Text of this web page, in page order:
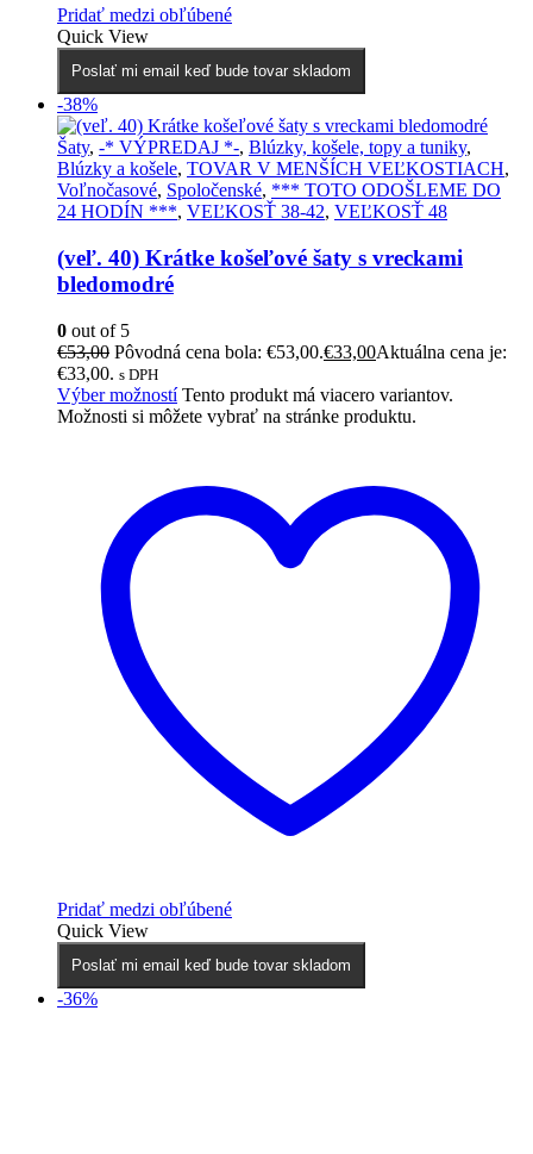
Pridať medzi obľúbené
Quick View
Poslať mi email keď bude tovar skladom
-38%
Šaty, -* VÝPREDAJ *-, Blúzky, košele, topy a tuniky,
Blúzky a košele, TOVAR V MENŠÍCH VEĽKOSTIACH,
Voľnočasové, Spoločenské, *** TOTO ODOŠLEME DO
24 HODÍN ***, VEĽKOSŤ 38-42, VEĽKOSŤ 48
(veľ. 40) Krátke košeľové šaty s vreckami
bledomodré
0 out of 5
€53,00 Pôvodná cena bola: €53,00.€33,00Aktuálna cena je:
€33,00. s DPH
Výber možností Tento produkt má viacero variantov.
Možnosti si môžete vybrať na stránke produktu.
Pridať medzi obľúbené
Quick View
Poslať mi email keď bude tovar skladom
-36%